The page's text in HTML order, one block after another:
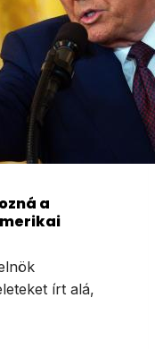
a
írt alá,